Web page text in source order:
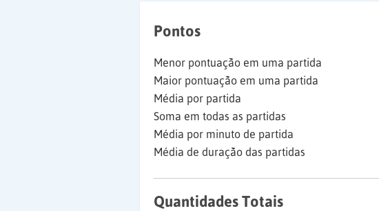
Pontos
Menor pontuação em uma partida
Maior pontuação em uma partida
Média por partida
Soma em todas as partidas
Média por minuto de partida
Média de duração das partidas
Quantidades Totais